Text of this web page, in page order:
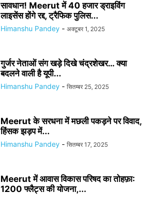
सावधान! Meerut में 40 हजार ड्राइविंग
लाइसेंस होंगे रद्द, ट्रैफिक पुलिस...
Himanshu Pandey - अक्टूबर 1, 2025
गुर्जर नेताओं संग खड़े दिखे चंद्रशेखर… क्या
बदलने वाली है यूपी...
Himanshu Pandey - सितम्बर 25, 2025
Meerut के सरधना में मछली पकड़ने पर विवाद,
हिंसक झड़प में...
Himanshu Pandey - सितम्बर 17, 2025
Meerut में आवास विकास परिषद का तोहफ़ा:
1200 फ्लैट्स की योजना,...